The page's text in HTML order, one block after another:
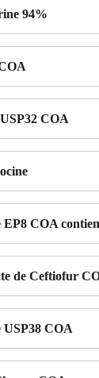
94%
COA
COA
de Ceftiofur
USP38 COA